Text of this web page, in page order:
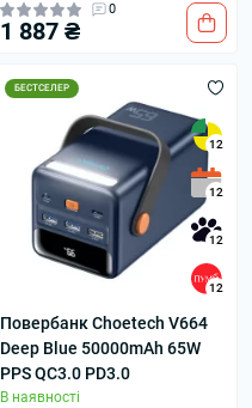
0
1 887 ₴
БЕСТСЕЛЕР
12
12
12
12
Повербанк Choetech V664
Deep Blue 50000mAh 65W
PPS QC3.0 PD3.0
В наявності